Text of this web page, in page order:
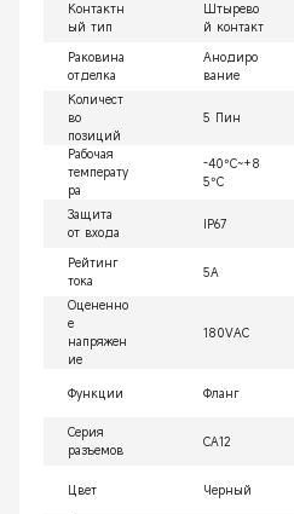
Контактн
ый тип
Штырево
й контакт
Раковина
отделка
Анодиро
вание
Количест
во
позиций
5 Пин
Рабочая
температу
ра
-40°C~+8
5°C
Защита
от входа
IP67
Рейтинг
тока
5А
Оцененно
е
напряжен
ие
180VAC
Функции Фланг
Серия
разъемов
СА12
Цвет Черный